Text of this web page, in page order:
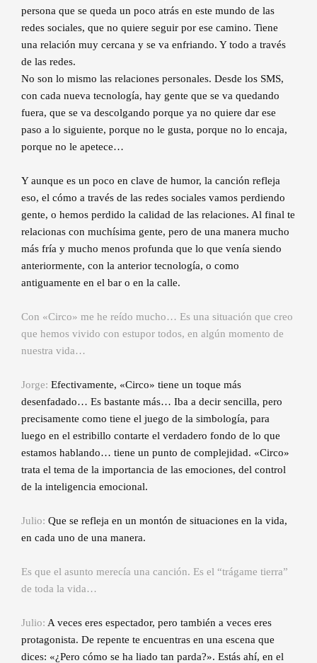
persona que se queda un poco atrás en este mundo de las
redes sociales, que no quiere seguir por ese camino. Tiene
una relación muy cercana y se va enfriando. Y todo a través
de las redes.
No son lo mismo las relaciones personales. Desde los SMS,
con cada nueva tecnología, hay gente que se va quedando
fuera, que se va descolgando porque ya no quiere dar ese
paso a lo siguiente, porque no le gusta, porque no lo encaja,
porque no le apetece…
Y aunque es un poco en clave de humor, la canción refleja
eso, el cómo a través de las redes sociales vamos perdiendo
gente, o hemos perdido la calidad de las relaciones. Al final te
relacionas con muchísima gente, pero de una manera mucho
más fría y mucho menos profunda que lo que venía siendo
anteriormente, con la anterior tecnología, o como
antiguamente en el bar o en la calle.
Con «Circo» me he reído mucho… Es una situación que creo
que hemos vivido con estupor todos, en algún momento de
nuestra vida…
Jorge: Efectivamente, «Circo» tiene un toque más
desenfadado… Es bastante más… Iba a decir sencilla, pero
precisamente como tiene el juego de la simbología, para
luego en el estribillo contarte el verdadero fondo de lo que
estamos hablando… tiene un punto de complejidad. «Circo»
trata el tema de la importancia de las emociones, del control
de la inteligencia emocional.
Julio: Que se refleja en un montón de situaciones en la vida,
en cada uno de una manera.
Es que el asunto merecía una canción. Es el “trágame tierra”
de toda la vida…
Julio: A veces eres espectador, pero también a veces eres
protagonista. De repente te encuentras en una escena que
dices: «¿Pero cómo se ha liado tan parda?». Estás ahí, en el